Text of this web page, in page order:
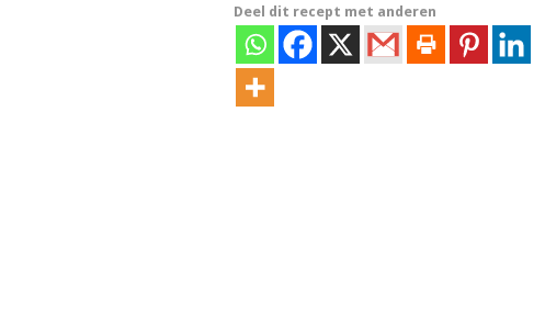
Deel dit recept met anderen